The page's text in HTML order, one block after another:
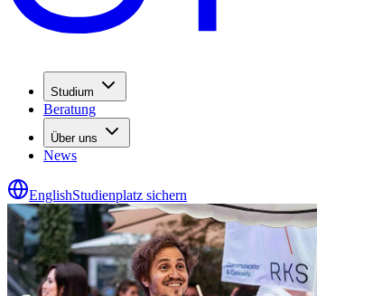
Studium
Beratung
Über uns
News
EnglishStudienplatz sichern